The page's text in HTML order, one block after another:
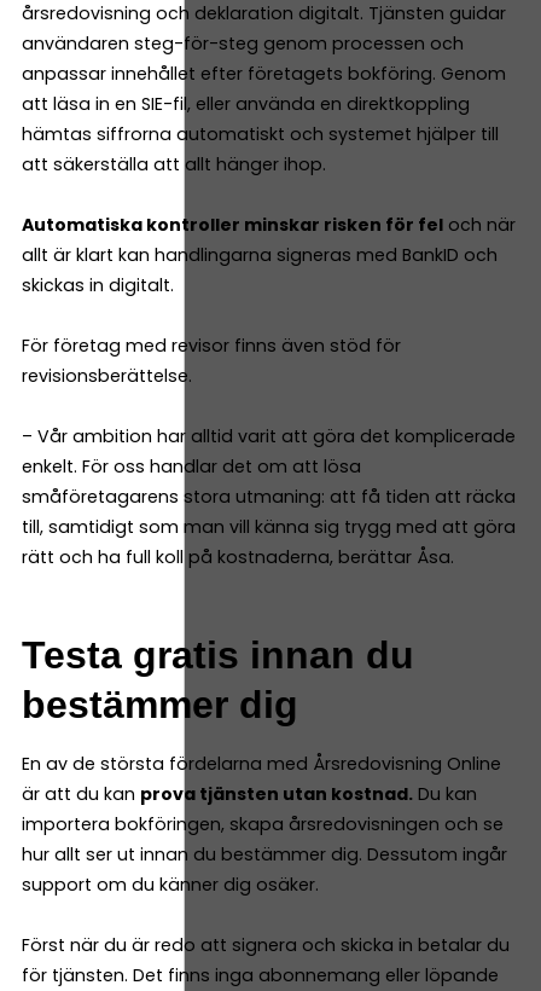
årsredovisning och deklaration digitalt. Tjänsten guidar
användaren steg-för-steg genom processen och
anpassar innehållet efter företagets bokföring. Genom
att läsa in en SIE-fil, eller använda en direktkoppling
hämtas siffrorna automatiskt och systemet hjälper till
att säkerställa att allt hänger ihop.
Automatiska kontroller minskar risken för fel och när
allt är klart kan handlingarna signeras med BankID och
skickas in digitalt.
För företag med revisor finns även stöd för
revisionsberättelse.
– Vår ambition har alltid varit att göra det komplicerade
enkelt. För oss handlar det om att lösa
småföretagarens stora utmaning: att få tiden att räcka
till, samtidigt som man vill känna sig trygg med att göra
rätt och ha full koll på kostnaderna, berättar Åsa.
Testa gratis innan du
bestämmer dig
En av de största fördelarna med Årsredovisning Online
är att du kan prova tjänsten utan kostnad. Du kan
importera bokföringen, skapa årsredovisningen och se
hur allt ser ut innan du bestämmer dig. Dessutom ingår
support om du känner dig osäker.
Först när du är redo att signera och skicka in betalar du
för tjänsten. Det finns inga abonnemang eller löpande